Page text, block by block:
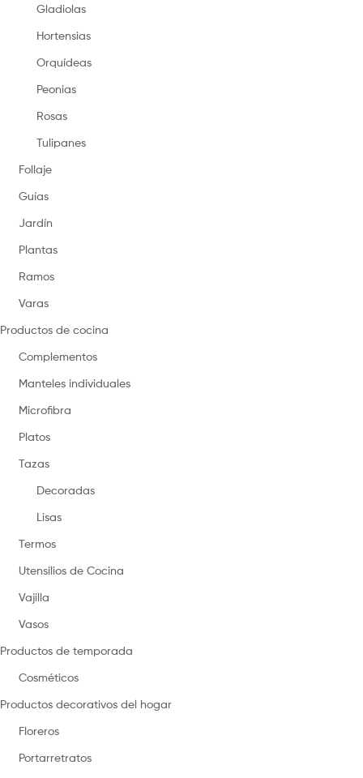
Gladiolas
Hortensias
Orquídeas
Peonias
Rosas
Tulipanes
Follaje
Guías
Jardín
Plantas
Ramos
Varas
Productos de cocina
Complementos
Manteles individuales
Microfibra
Platos
Tazas
Decoradas
Lisas
Termos
Utensilios de Cocina
Vajilla
Vasos
Productos de temporada
Cosméticos
Productos decorativos del hogar
Floreros
Portarretratos